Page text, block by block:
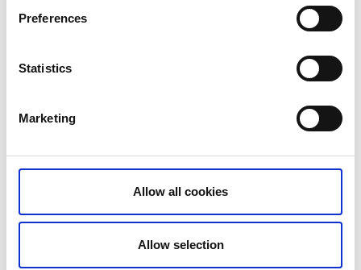
Preferences
Statistics
Marketing
Allow all cookies
Allow selection
Schwierigkeitsgrad:
mittelschwer eingestuft. Diese Bewertung hängt aber
stark von der gewählten Strecke ab. Nachstehend
Etappen und ihre Einstufung.
leicht eingestuft. Die Strecke führt durch
städtische Bebauung, ist dort leicht zu begehen